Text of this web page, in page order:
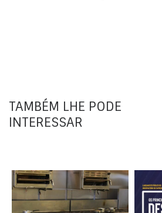
TAMBÉM LHE PODE
INTERESSAR